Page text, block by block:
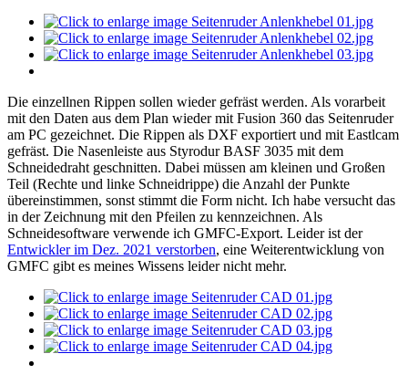
Die einzellnen Rippen sollen wieder gefräst werden. Als vorarbeit
mit den Daten aus dem Plan wieder mit Fusion 360 das Seitenruder
am PC gezeichnet. Die Rippen als DXF exportiert und mit Eastlcam
gefräst. Die Nasenleiste aus Styrodur BASF 3035 mit dem
Schneidedraht geschnitten. Dabei müssen am kleinen und Großen
Teil (Rechte und linke Schneidrippe) die Anzahl der Punkte
übereinstimmen, sonst stimmt die Form nicht. Ich habe versucht das
in der Zeichnung mit den Pfeilen zu kennzeichnen. Als
Schneidesoftware verwende ich GMFC-Export. Leider ist der
Entwickler im Dez. 2021 verstorben, eine Weiterentwicklung von
GMFC gibt es meines Wissens leider nicht mehr.